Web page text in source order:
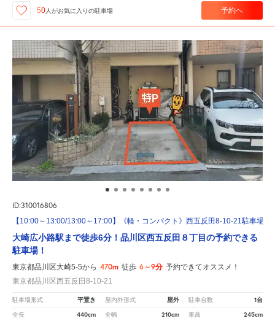
50人がお気に入りの駐車場 予約へ
ID:310016806
【10:00～13:00/13:00～17:00】《軽・コンパクト》西五反田8-10-21駐車場
大崎広小路駅まで徒歩6分！品川区西五反田８丁目の予約できる
駐車場！
東京都品川区大崎5-5から 470m 徒歩 6～9分 予約できてオススメ！
東京都品川区西五反田8-10-21
駐車場形式 平置き 屋内外形式 屋外 駐車台数 1台
全長 440cm 全幅 210cm 車高 245cm